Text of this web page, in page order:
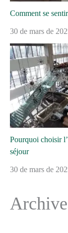
Comment se
30 de mars de
Pourquoi choisir
séjour
30 de mars de